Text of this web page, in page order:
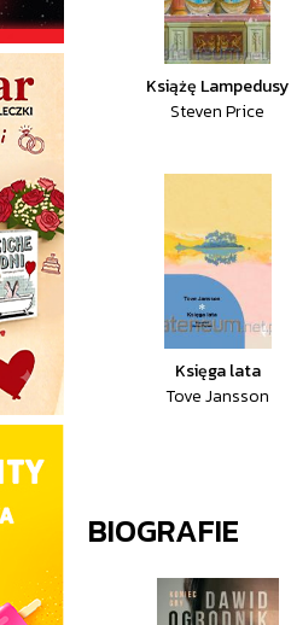
Książę Lampedusy
Steven Price
Księga lata
Tove Jansson
BIOGRAFIE